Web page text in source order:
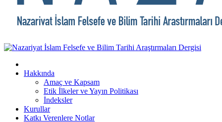
Hakkında
Amaç ve Kapsam
Etik İlkeler ve Yayın Politikası
İndeksler
Kurullar
Katkı Verenlere Notlar